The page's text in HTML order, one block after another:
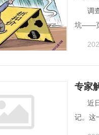
调
坑——页
专家
近
记。这